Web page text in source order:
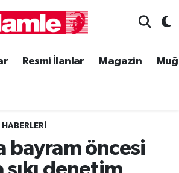
Resmi İlanlar Magazin
bayram öncesi
Eczaneler
Yoğunluk Haritası
Durumu ve Fikstür